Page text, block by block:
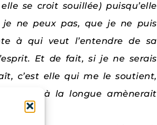
se croit souillée) puisqu’elle
ne peux pas, que je ne puis
à qui veut l’entendre de sa
Et de fait, si je ne serais
c’est elle qui me le soutient,
et qui à la longue amènerait